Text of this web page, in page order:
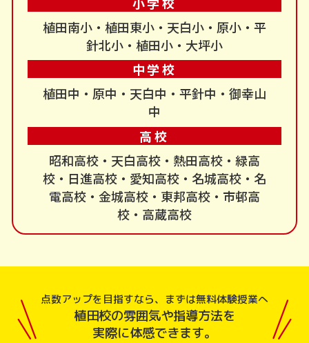
植田南小・植田東小・天白小・原小・平
針北小・植田小・大坪小
中学校
植田中・原中・天白中・平針中・御幸山
中
高校
昭和高校・天白高校・熱田高校・緑高
校・日進高校・愛知高校・名城高校・名
電高校・金城高校・東邦高校・市邨高
校・高蔵高校
点数アップを目指すなら、まずは無料体験授業へ
植田校の雰囲気や指導方法を
実際に体感できます。